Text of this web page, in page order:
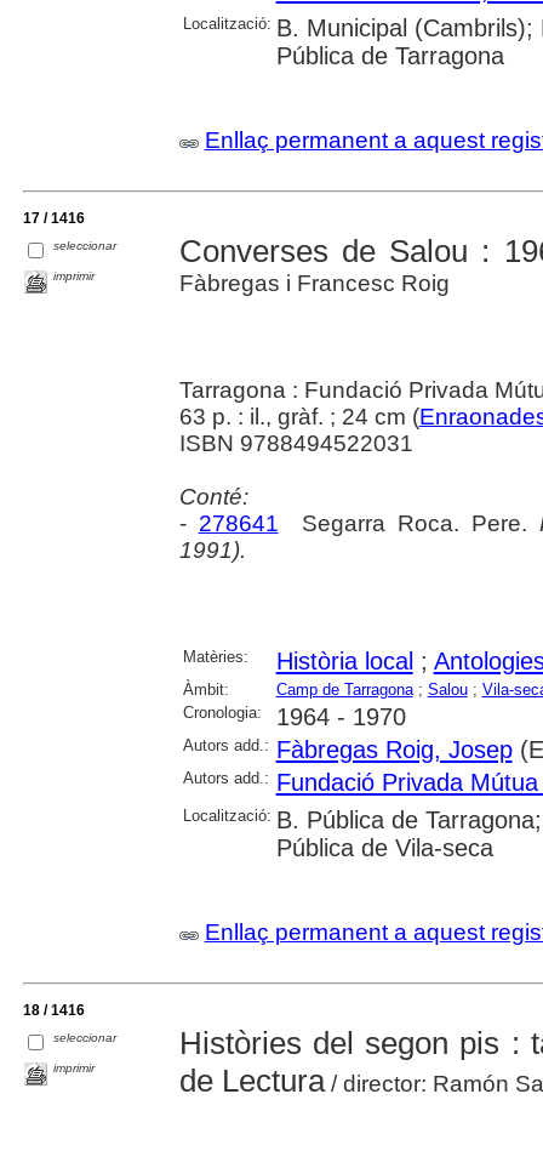
Localització: B. Municipal
Pública de Tarragona
Enllaç permanent a aquest
17 / 1416
seleccionar
imprimir
Converses de Salou :
Fàbregas i Francesc Roig
Tarragona : Fundació Privada
63 p. : il., gràf. ; 24 cm (
ISBN 9788494522031
Conté:
- 278641 Segarra Roca. Pere.
1991).
Matèries: Història local ;
Àmbit: Camp de Tarragona; Salou; Vila-
Cronologia:
1964 - 1970
Autors add.: Fàbregas Roig, Josep
Autors add.: Fundació Privada
Localització: B. Pública de
Pública de Vila-seca
Enllaç permanent a aquest
18 / 1416
seleccionar
imprimir
Històries del segon pis :
de Lectura/ director: Ramón